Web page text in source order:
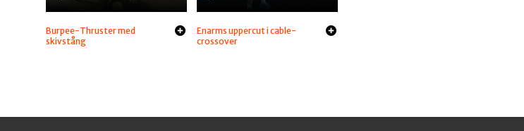
Burpee-Thruster med
skivstång
Enarms uppercut i cable-
crossover